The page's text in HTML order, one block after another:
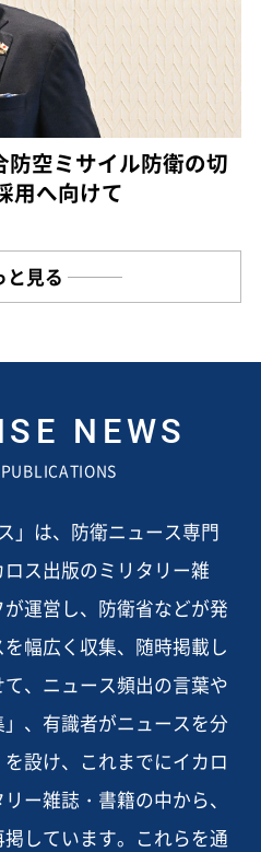
防空ミサイル防衛の切
用へ向けて
と見る
NEWS
」は、防衛ニュース専門
ス出版のミリタリー雑
運営し、防衛省などが発
幅広く収集、随時掲載し
、ニュース頻出の言葉や
、有識者がニュースを分
設け、これまでにイカロ
ー雑誌・書籍の中から、
しています。これらを通